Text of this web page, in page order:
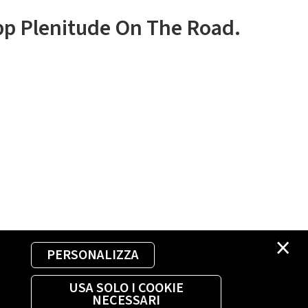
×
PERSONALIZZA
USA SOLO I COOKIE
NECESSARI
Plenitude On The Road.